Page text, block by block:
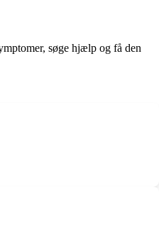
søge hjælp og få den